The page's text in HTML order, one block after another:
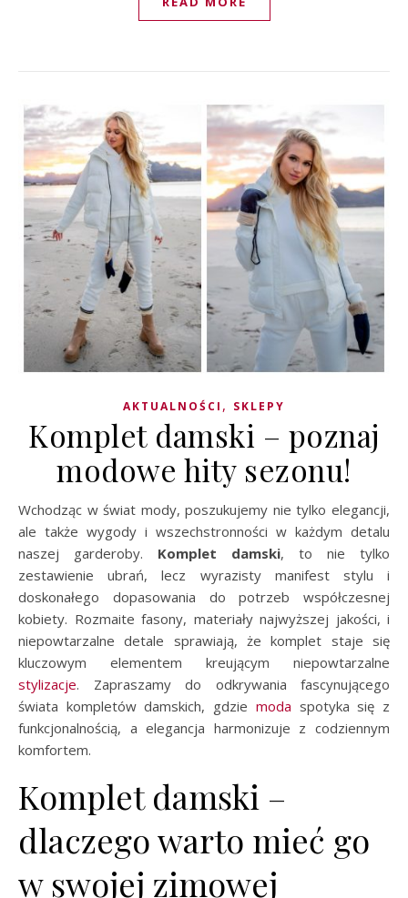
AKTUALNOŚCI , SKLEPY
Komplet damski – poznaj
modowe hity sezonu!
Wchodząc w świat mody, poszukujemy nie tylko elegancji,
ale także wygody i wszechstronności w każdym detalu
naszej garderoby. Komplet damski, to nie tylko
zestawienie ubrań, lecz wyrazisty manifest stylu i
doskonałego dopasowania do potrzeb współczesnej
kobiety. Rozmaite fasony, materiały najwyższej jakości, i
niepowtarzalne detale sprawiają, że komplet staje się
kluczowym elementem kreującym niepowtarzalne
stylizacje. Zapraszamy do odkrywania fascynującego
świata kompletów damskich, gdzie moda spotyka się z
funkcjonalnością, a elegancja harmonizuje z codziennym
komfortem.
Komplet damski –
dlaczego warto mieć go
w swojej zimowej